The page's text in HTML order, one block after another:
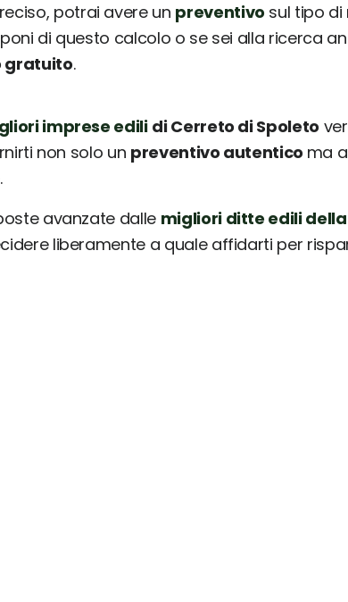
potrai avere un preventivo sul tipo
di questo calcolo o se sei alla ricerca
gratuito.
imprese edili di Cerreto di Spoleto
non solo un preventivo autentico ma
avanzate dalle migliori ditte edili
liberamente a quale affidarti per